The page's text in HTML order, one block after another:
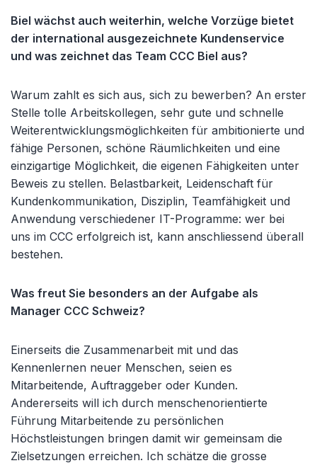
Biel wächst auch weiterhin, welche Vorzüge bietet
der international ausgezeichnete Kundenservice
und was zeichnet das Team CCC Biel aus?
Warum zahlt es sich aus, sich zu bewerben? An erster
Stelle tolle Arbeitskollegen, sehr gute und schnelle
Weiterentwicklungsmöglichkeiten für ambitionierte und
fähige Personen, schöne Räumlichkeiten und eine
einzigartige Möglichkeit, die eigenen Fähigkeiten unter
Beweis zu stellen. Belastbarkeit, Leidenschaft für
Kundenkommunikation, Disziplin, Teamfähigkeit und
Anwendung verschiedener IT-Programme: wer bei
uns im CCC erfolgreich ist, kann anschliessend überall
bestehen.
Was freut Sie besonders an der Aufgabe als
Manager CCC Schweiz?
Einerseits die Zusammenarbeit mit und das
Kennenlernen neuer Menschen, seien es
Mitarbeitende, Auftraggeber oder Kunden.
Andererseits will ich durch menschenorientierte
Führung Mitarbeitende zu persönlichen
Höchstleistungen bringen damit wir gemeinsam die
Zielsetzungen erreichen. Ich schätze die grosse